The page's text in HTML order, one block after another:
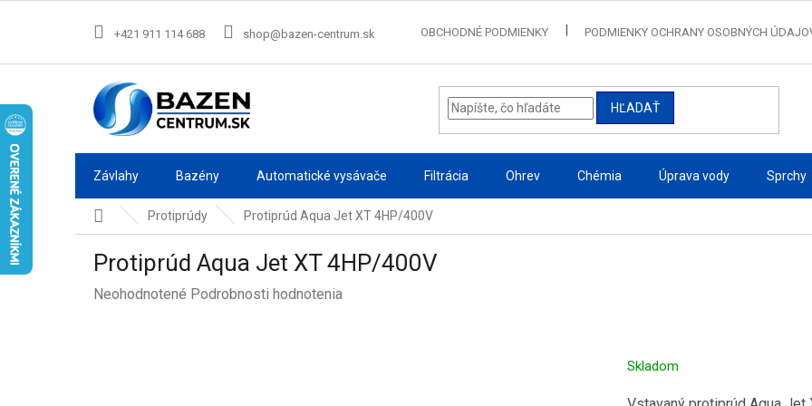
+421 911 114 688 shop@bazen-centrum.sk OBCHODNÉ PODMIENKY PODMIENKY OCHRANY OSOBNÝCH
HĽADAŤ
Závlahy Bazény Automatické vysávače Filtrácia Ohrev Chémia Úprava vody Sprchy
DomovProtiprúdy Protiprúd Aqua Jet XT 4HP/400V
Protiprúd Aqua Jet XT 4HP/400V
Priemerné
Neohodnotené Podrobnosti hodnotenia
Skladom